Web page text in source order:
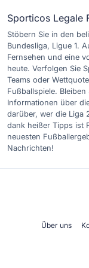
Sporticos Legale
Stöbern Sie in den
Bundesliga, Ligue 1.
Fernsehen und eine
heute. Verfolgen Sie
Teams oder
Fußballspiele.
Informationen über
darüber, wer die Liga
dank heißer Tipps ist
neuesten
Nachrichten!
Über uns